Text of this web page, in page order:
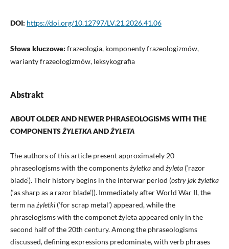
DOI: https://doi.org/10.12797/LV.21.2026.41.06
Słowa kluczowe: frazeologia, komponenty frazeologizmów,
warianty frazeologizmów, leksykografia
Abstrakt
ABOUT OLDER AND NEWER PHRASEOLOGISMS WITH THE
COMPONENTSŻYLETKAANDŻYLETA
The authors of this article present approximately 20
phraseologisms with the componentsżyletkaand żyleta (‘razor
blade’). Their history begins in the interwar period (ostry jak żyletka
(‘as sharp as a razor blade’)). Immediately after World War II, the
term nażyletki (‘for scrap metal’) appeared, while the
phraselogisms with the componet żyleta appeared only in the
second half of the 20th century. Among the phraseologisms
discussed, defining expressions predominate, with verb phrases